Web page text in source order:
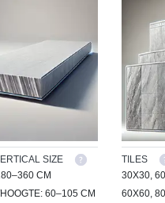
SIZE
CM
60–105 CM
TILES
30X30,
60X60,